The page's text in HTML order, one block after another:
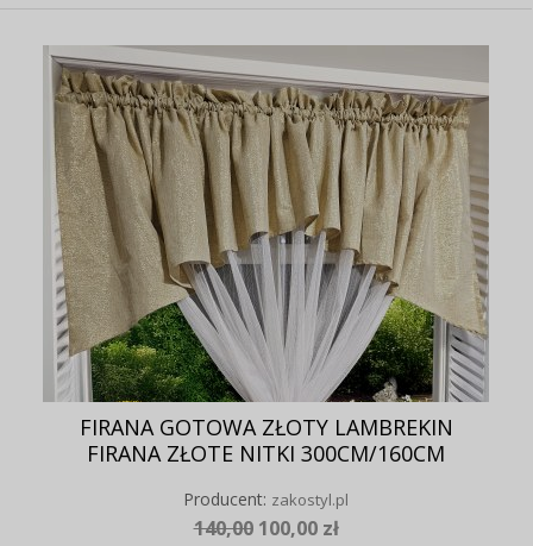
FIRANA GOTOWA ZŁOTY LAMBREKIN
FIRANA ZŁOTE NITKI 300CM/160CM
Producent: zakostyl.pl
140,00 100,00 zł